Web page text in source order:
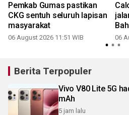
Pemkab Gumas pastikan
CKG sentuh seluruh lapisan
masyarakat
06 August 2026 11:51 WIB 06
Berita Terpopuler
Vivo V80 Lite 5G
mAh
5 jam lalu